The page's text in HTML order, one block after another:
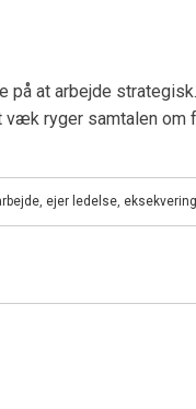
at arbejde
ryger samtalen
, ejer ledelse, eksekvering